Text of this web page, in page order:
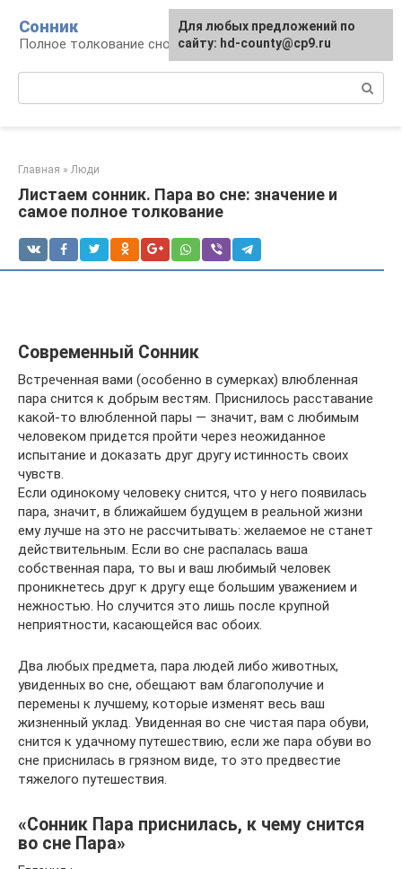
контенту
Сонник
Полное толкование снов
Главная » Люди
Листаем сонник. Пара во сне: значение и
самое полное толкование
Современный Сонник
Встреченная вами (особенно в сумерках) влюбленная
пара снится к добрым вестям. Приснилось расставание
какой-то влюбленной пары — значит, вам с любимым
человеком придется пройти через неожиданное
испытание и доказать друг другу истинность своих
чувств.
Если одинокому человеку снится, что у него появилась
пара, значит, в ближайшем будущем в реальной жизни
ему лучше на это не рассчитывать: желаемое не станет
действительным. Если во сне распалась ваша
собственная пара, то вы и ваш любимый человек
проникнетесь друг к другу еще большим уважением и
нежностью. Но случится это лишь после крупной
неприятности, касающейся вас обоих.
Два любых предмета, пара людей либо животных,
увиденных во сне, обещают вам благополучие и
перемены к лучшему, которые изменят весь ваш
жизненный уклад. Увиденная во сне чистая пара обуви,
снится к удачному путешествию, если же пара обуви во
сне приснилась в грязном виде, то это предвестие
тяжелого путешествия.
«Сонник Пара приснилась, к чему снится
во сне Пара»
Для любых предложений по
сайту: hd-county@cp9.ru